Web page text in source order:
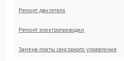
Ремонт двигателя
Ремонт электропроводки
Замена платы сенсорного управления